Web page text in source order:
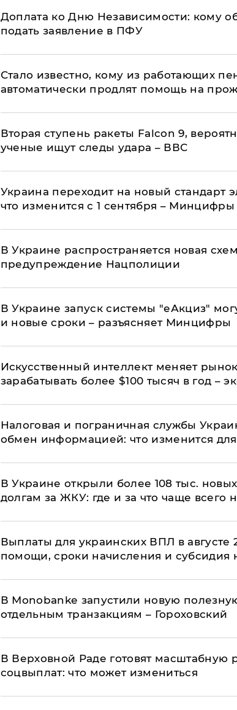
Доплата ко Дню Независимости: кому
подать заявление в ПФУ
Стало известно, кому из работающих
автоматически продлят помощь на
Вторая ступень ракеты Falcon 9,
ученые ищут следы удара – ВВС
Украина переходит на новый стандарт
что изменится с 1 сентября – Минцифры
В Украине распространяется новая
предупреждение Нацполиции
В Украине запуск системы "еАкциз"
и новые сроки – разъясняет Минцифры
Искусственный интеллект меняет
зарабатывать более $100 тысяч в год –
Налоговая и пограничная службы
обмен информацией: что изменится
В Украине открыли более 108 тыс.
долгам за ЖКУ: где и за что чаще всего
Выплаты для украинских ВПЛ в августе
помощи, сроки начисления и субсидия
В Мonobankе запустили новую
отдельным транзакциям – Гороховский
В Верховной Раде готовят
соцвыплат: что может измениться